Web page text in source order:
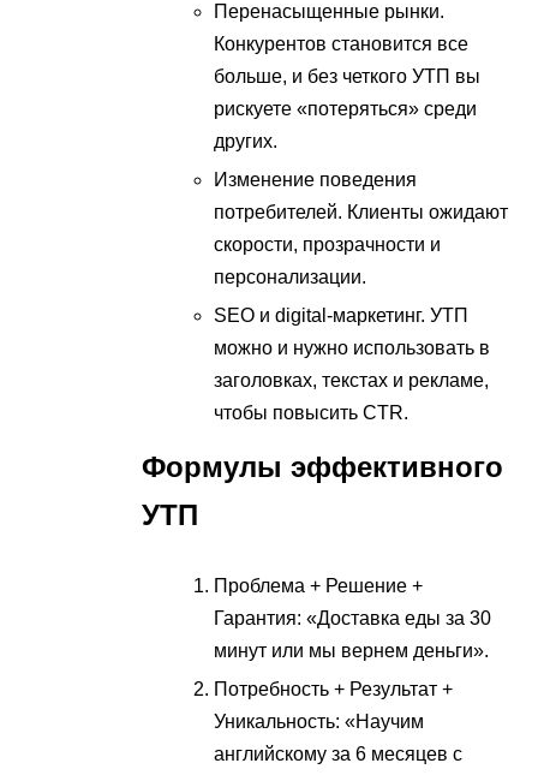
Перенасыщенные рынки.
Конкурентов становится все
больше, и без четкого УТП вы
рискуете «потеряться» среди
других.
Изменение поведения
потребителей. Клиенты ожидают
скорости, прозрачности и
персонализации.
SEO и digital-маркетинг. УТП
можно и нужно использовать в
заголовках, текстах и рекламе,
чтобы повысить CTR.
Формулы эффективного
УТП
Проблема + Решение +
Гарантия: «Доставка еды за 30
минут или мы вернем деньги».
Потребность + Результат +
Уникальность: «Научим
английскому за 6 месяцев с